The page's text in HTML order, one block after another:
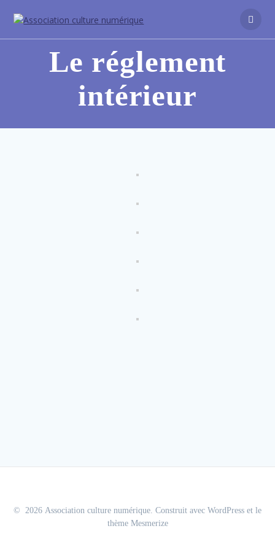
Le réglement
intérieur
© 2026 Association culture numérique. Construit avec WordPress et le
thème Mesmerize